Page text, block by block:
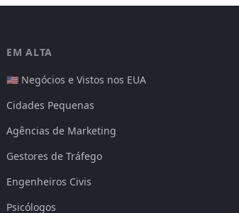
EM ALTA
🇺🇸 Negócios e Vistos nos EUA
Cidades Pequenas
Agências de Marketing
Gestores de Tráfego
Engenheiros Civis
Psicólogos